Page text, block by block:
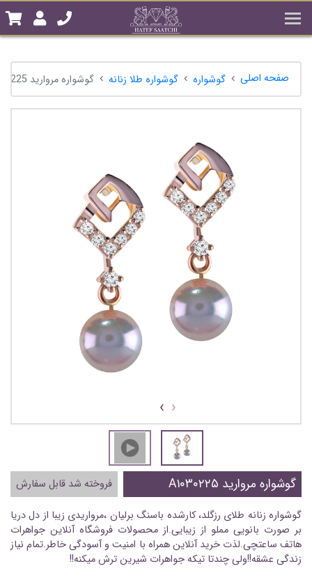
صفحه اصلی گوشواره گوشواره طلا زنانه گوشواره مروارید A1030225
‹
›
گوشواره مروارید A۱۰۳۰۲۲۵
فروخته شد قابل سفارش
گوشواره زنانه طلای رزگلد، کارشده باسنگ برلیان ،مرواریدی زیبا از دل دریا
بر صورت بانویی مملو از زیبایی.از محصولات فروشگاه آنلاین جواهرات
هاتف ساعتچی.لذت خرید آنلاین همراه با امنیت و آسودگی خاطر.تمام نیاز
زندگی عشقه!!ولی چندتا تیکه جواهرات شیرین ترش میکنه!!